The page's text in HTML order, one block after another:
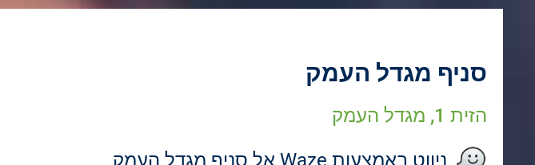
סניף מגדל העמק
הזית 1, מגדל העמק
ניווט באמצעות Waze אל סניף מגדל העמק